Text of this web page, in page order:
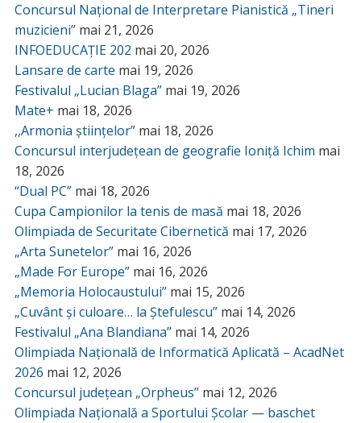
Concursul Național de Interpretare Pianistică „Tineri
muzicieni” mai 21, 2026
INFOEDUCAȚIE 202 mai 20, 2026
Lansare de carte mai 19, 2026
Festivalul „Lucian Blaga” mai 19, 2026
Mate+ mai 18, 2026
,,Armonia științelor” mai 18, 2026
Concursul interjudețean de geografie Ioniță Ichim mai
18, 2026
“Dual PC” mai 18, 2026
Cupa Campionilor la tenis de masă mai 18, 2026
Olimpiada de Securitate Cibernetică mai 17, 2026
„Arta Sunetelor” mai 16, 2026
„Made For Europe” mai 16, 2026
„Memoria Holocaustului” mai 15, 2026
„Cuvânt și culoare… la Ștefulescu” mai 14, 2026
Festivalul „Ana Blandiana” mai 14, 2026
Olimpiada Națională de Informatică Aplicată – AcadNet
2026 mai 12, 2026
Concursul județean „Orpheus” mai 12, 2026
Olimpiada Națională a Sportului Școlar — baschet